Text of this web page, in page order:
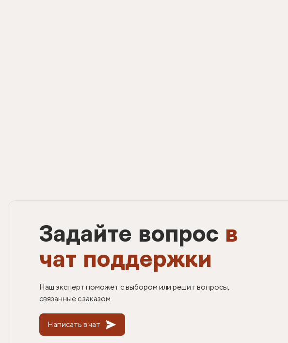
Задайте вопрос в
чат поддержки
Наш эксперт поможет с выбором или решит вопросы,
связанные с заказом.
Написать в чат